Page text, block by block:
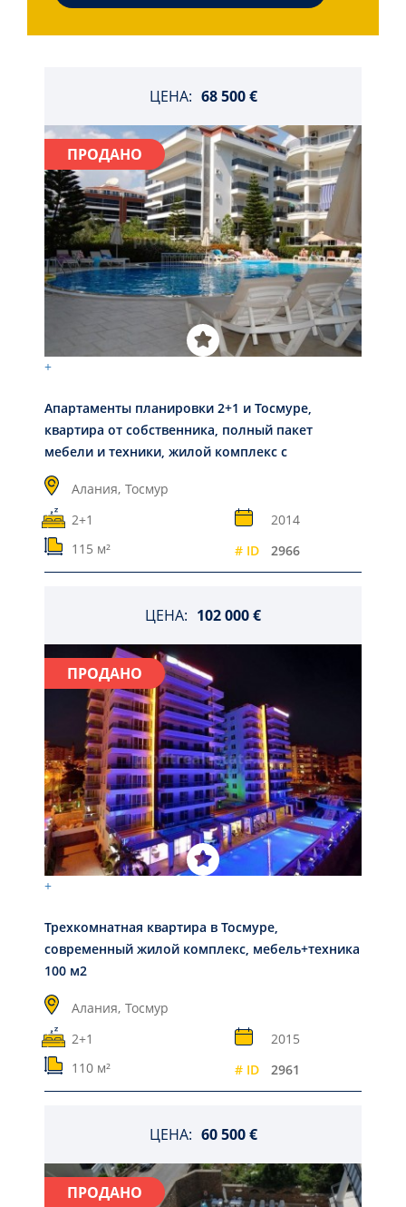
ЦЕНА: 68 500 €
ПРОДАНО
+
Апартаменты планировки 2+1 и Тосмуре,
квартира от собственника, полный пакет
мебели и техники, жилой комплекс с
инфраструктурой, 115 м2
Алания, Тосмур
2+1
2014
115 м²
# ID 2966
ЦЕНА: 102 000 €
ПРОДАНО
+
Трехкомнатная квартира в Тосмуре,
современный жилой комплекс, мебель+техника
100 м2
Алания, Тосмур
2+1
2015
110 м²
# ID 2961
ЦЕНА: 60 500 €
ПРОДАНО